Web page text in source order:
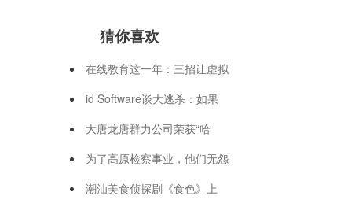
猜你喜欢
在线教育这一年：三招让虚拟
id Software谈大逃杀：如果
大唐龙唐群力公司荣获“哈
为了高原检察事业，他们无怨
潮汕美食侦探剧《食色》上